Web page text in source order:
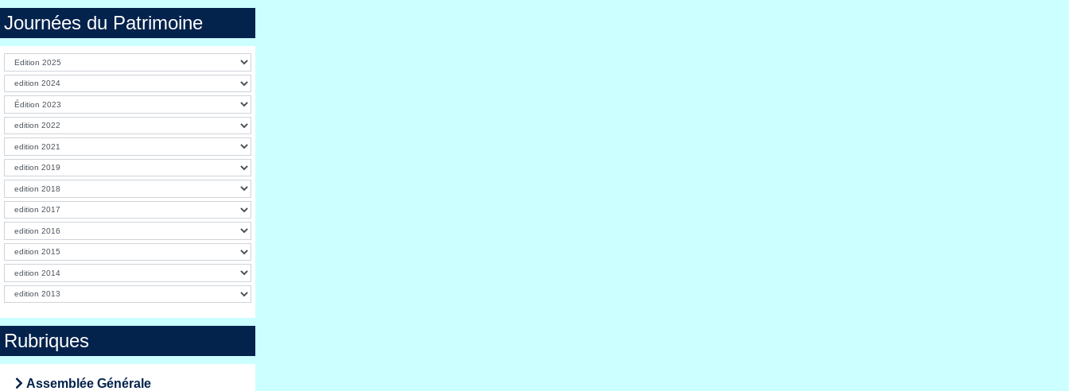
Journées du Patrimoine
Rubriques
Assemblée Générale